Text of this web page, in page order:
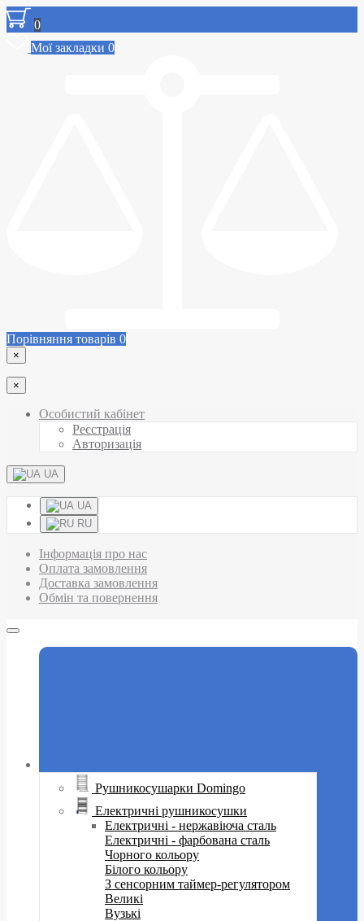
0
Мої закладки 0
Порівняння товарів 0
×
×
Особистий кабінет
Реєстрація
Авторизація
UA
UA
RU
Інформація про нас
Оплата замовлення
Доставка замовлення
Обмін та повернення
Рушникосушарки Domingo
Електричні рушникосушки
Електричні - нержавіюча сталь
Електричні - фарбована сталь
Чорного кольору
Білого кольору
З сенсорним таймер-регулятором
Великі
Вузькі